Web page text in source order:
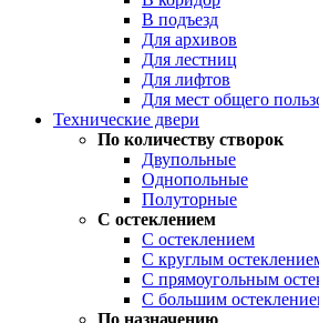
В подъезд
Для архивов
Для лестниц
Для лифтов
Для мест общего
Технические двери
По количеству створок
Двупольные
Однопольные
Полуторные
С остеклением
С остеклением
С круглым
С прямоугольным
С большим
По назначению